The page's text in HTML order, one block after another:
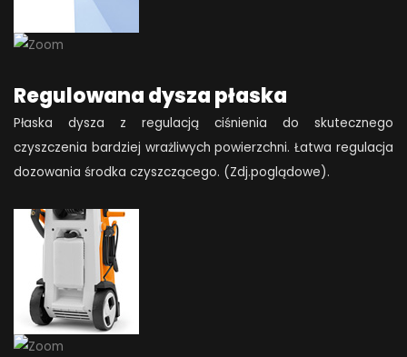
Regulowana dysza płaska
Płaska dysza z regulacją ciśnienia do skutecznego
czyszczenia bardziej wrażliwych powierzchni. Łatwa regulacja
dozowania środka czyszczącego. (Zdj.poglądowe).